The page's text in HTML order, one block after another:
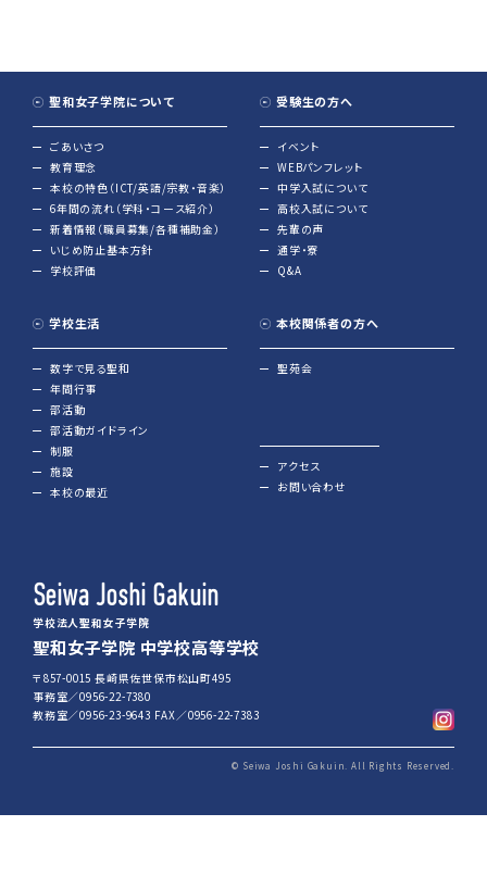
聖和女子学院について
ごあいさつ
教育理念
本校の特色（ICT/英語/宗教・音楽）
6年間の流れ（学科・コース紹介）
新着情報（職員募集/各種補助金）
いじめ防止基本方針
学校評価
学校生活
数字で見る聖和
年間行事
部活動
部活動ガイドライン
制服
施設
本校の最近
受験生の方へ
イベント
WEBパンフレット
中学入試について
高校入試について
先輩の声
通学・寮
Q&A
本校関係者の方へ
聖苑会
アクセス
お問い合わせ
Seiwa Joshi Gakuin
学校法人聖和女子学院
聖和女子学院 中学校高等学校
〒857-0015 長崎県佐世保市松山町495
事務室／0956-22-7380
教務室／0956-23-9643 FAX／0956-22-7383
© Seiwa Joshi Gakuin. All Rights Reserved.